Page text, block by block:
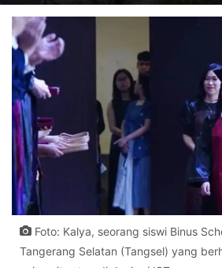
Foto: Kalya, seorang siswi Binus
Tangerang Selatan (Tangsel) yang